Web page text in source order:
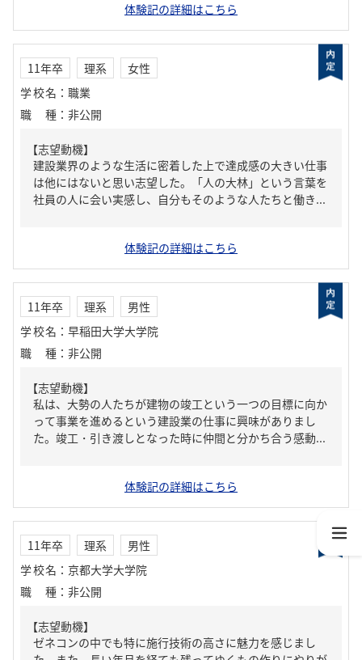
体験記の詳細はこちら
11年卒 理系
女性
学校名 ： 職業
職種 ： 非公開
【志望動機】
建設業界のような生活に密着した上で達成感の大きい仕事
は他にはないと思い志望した。「人の大林」という言葉を
社員の人に会い実感し、自分もそのような人たちと働き...
体験記の詳細はこちら
11年卒 理系
男性
学校名 ： 早稲田大学大学院
職種 ： 非公開
【志望動機】
私は、大勢の人たちが建物の竣工という一つの目標に向か
って事業を進めるという建設業の仕事に興味がありまし
た。竣工・引き渡しとなった時に仲間と分かち合う感動...
体験記の詳細はこちら
11年卒 理系
男性
学校名 ： 京都大学大学院
職種 ： 非公開
【志望動機】
ゼネコンの中でも特に施行技術の高さに魅力を感じまし